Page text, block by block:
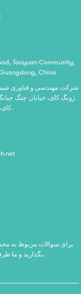
Taoyuan Community,
China
ژونگ کای، خیابان چنگ
کای، هوی ژو، گوانگ دونگ، چین.
برای سوالات مربوط به
بگذارید و ما ظرف 24 ساعت با شما تماس خواهیم گرفت.